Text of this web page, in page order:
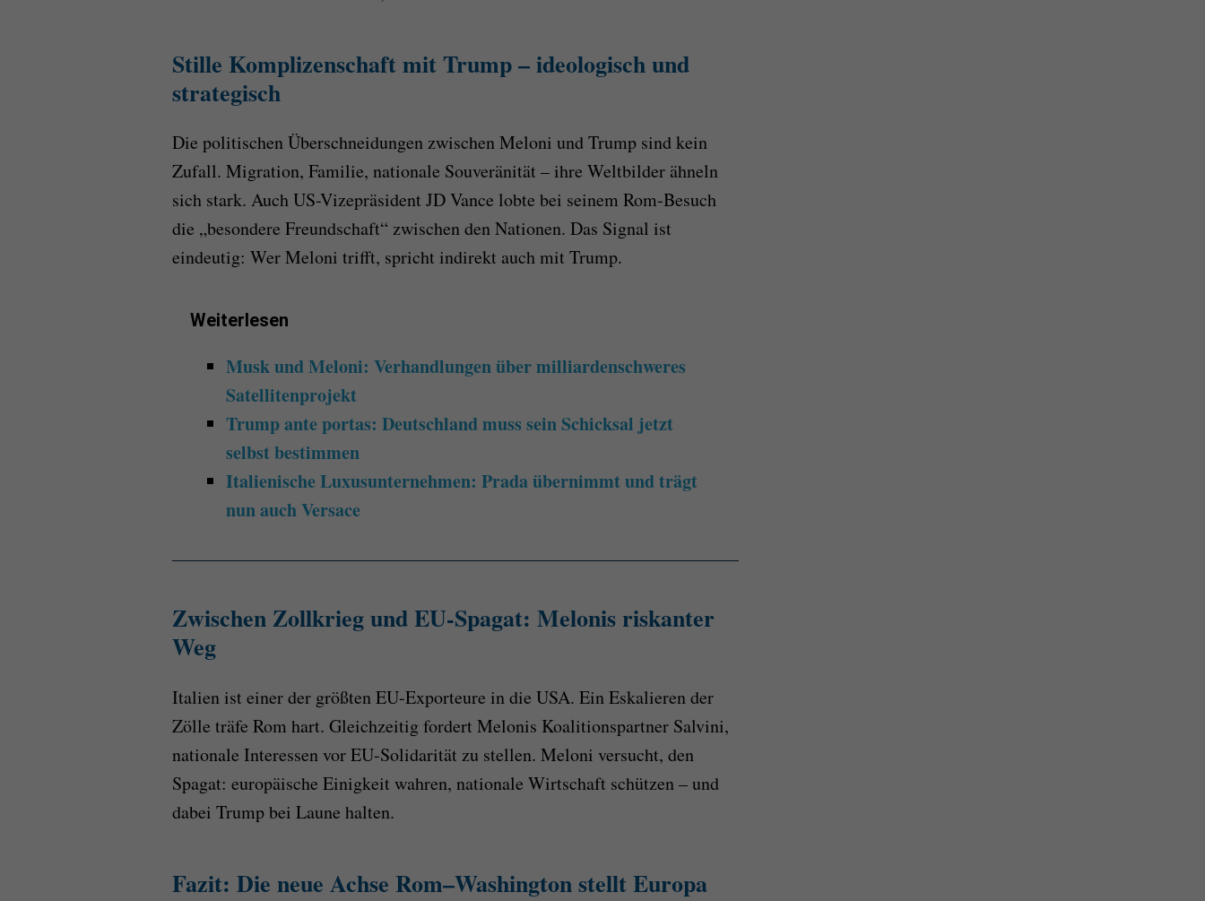
Stille Komplizenschaft mit Trump – ideologisch und
strategisch
Die politischen Überschneidungen zwischen Meloni und Trump sind kein
Zufall. Migration, Familie, nationale Souveränität – ihre Weltbilder ähneln
sich stark. Auch US-Vizepräsident JD Vance lobte bei seinem Rom-Besuch
die „besondere Freundschaft“ zwischen den Nationen. Das Signal ist
eindeutig: Wer Meloni trifft, spricht indirekt auch mit Trump.
Weiterlesen
Musk und Meloni: Verhandlungen über milliardenschweres
Satellitenprojekt
Trump ante portas: Deutschland muss sein Schicksal jetzt
selbst bestimmen
Italienische Luxusunternehmen: Prada übernimmt und trägt
nun auch Versace
Zwischen Zollkrieg und EU-Spagat: Melonis riskanter
Weg
Italien ist einer der größten EU-Exporteure in die USA. Ein Eskalieren der
Zölle träfe Rom hart. Gleichzeitig fordert Melonis Koalitionspartner Salvini,
nationale Interessen vor EU-Solidarität zu stellen. Meloni versucht, den
Spagat: europäische Einigkeit wahren, nationale Wirtschaft schützen – und
dabei Trump bei Laune halten.
Fazit: Die neue Achse Rom–Washington stellt Europa